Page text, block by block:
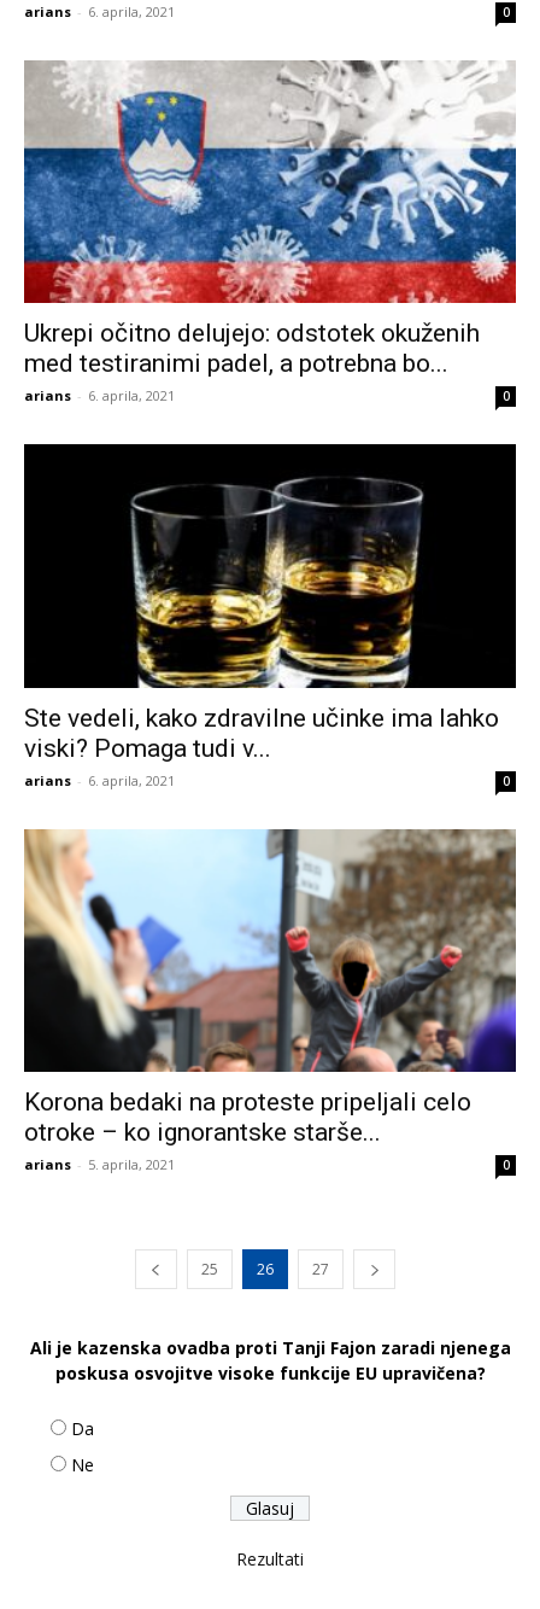
arians - 6. aprila, 2021 0
Ukrepi očitno delujejo: odstotek okuženih
med testiranimi padel, a potrebna bo...
arians - 6. aprila, 2021 0
Ste vedeli, kako zdravilne učinke ima lahko
viski? Pomaga tudi v...
arians - 6. aprila, 2021 0
Korona bedaki na proteste pripeljali celo
otroke – ko ignorantske starše...
arians - 5. aprila, 2021 0
25 26 27
Ali je kazenska ovadba proti Tanji Fajon zaradi njenega
poskusa osvojitve visoke funkcije EU upravičena?
Da
Ne
Rezultati